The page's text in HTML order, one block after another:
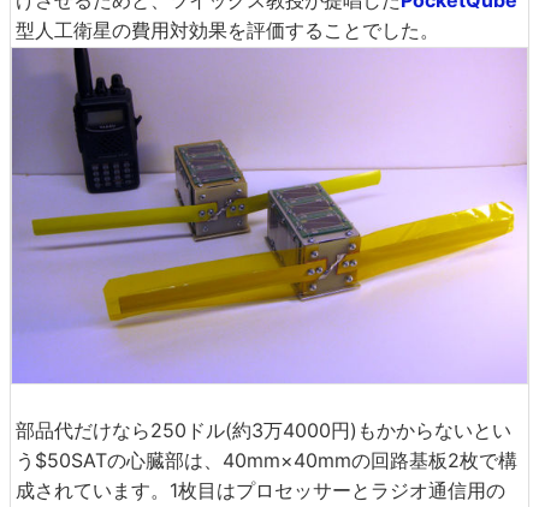
型人工衛星の費用対効果を評価することでした。
部品代だけなら250ドル(約3万4000円)もかからないとい
う$50SATの心臓部は、40mm×40mmの回路基板2枚で構
成されています。1枚目はプロセッサーとラジオ通信用の